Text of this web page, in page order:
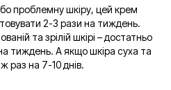
проблемну шкіру, цей крем
2-3 рази на тиждень.
та зрілій шкірі – достатньо
тиждень. А якщо шкіра суха та
раз на 7-10 днів.